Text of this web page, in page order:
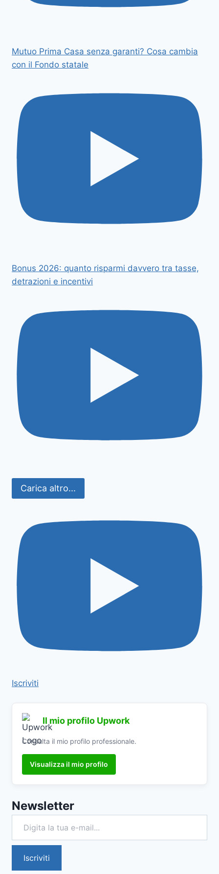
Mutuo Prima Casa senza garanti? Cosa cambia
con il Fondo statale
Bonus 2026: quanto risparmi davvero tra tasse,
detrazioni e incentivi
Carica altro...
Iscriviti
Il mio profilo Upwork
Consulta il mio profilo professionale.
Visualizza il mio profilo
Newsletter
Digita la tua e-mail...
Iscriviti